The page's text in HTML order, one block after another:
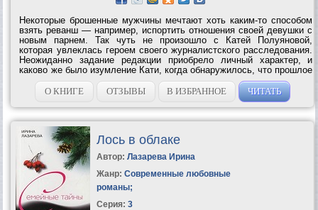
Некоторые брошенные мужчины мечтают хоть каким-то способом
взять реванш — например, испортить отношения своей девушки с
новым парнем. Так чуть не произошло с Катей Полуяновой,
которая увлеклась героем своего журналистского расследования.
Неожиданно задание редакции приобрело личный характер, и
каково же было изумление Кати, когда обнаружилось, что прошлое
семьи ее нынешнего бойфренда Жени Смурова неразрывно
связано с ее родней....
О КНИГЕ ОТЗЫВЫ В ИЗБРАННОЕ ЧИТАТЬ
Лось в облаке
Автор: Лазарева Ирина
Жанр: Современные любовные
романы;
Серия: 3